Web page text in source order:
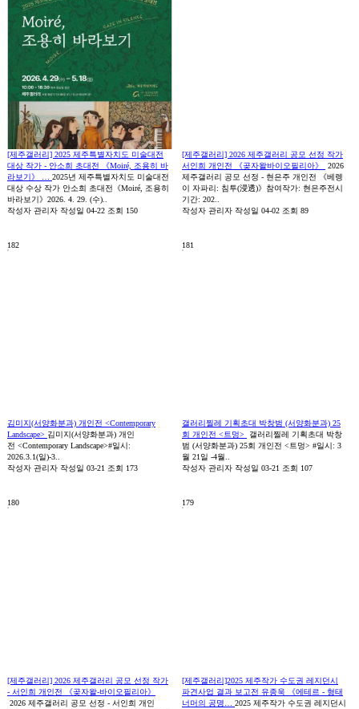
[제주갤러리] 2025 제주특별자치도 미술대전
대상 작가 - 안소희 초대전 《Moiré, 조용히 바
라보기》 … 2025년 제주특별자치도 미술대전
대상 수상 작가 안소희 초대전《Moiré, 조용히
바라보기》2026. 4. 29. (수)..
작성자 관리자 작성일 04-22 조회 150
[제주갤러리] 2026 제주갤러리 공모 선정 작가
서인희 개인전 《곶자왈바이오필리아》
2026
제주갤러리 공모 선정 - 현은주 개인전 《베렝
이 자파리: 침투(浸透)》참여작가: 현은주전시
기간: 202..
작성자 관리자 작성일 04-02 조회 89
182
김미지(서양화분과) 개인전 <Contemporary
Landscape> 김미지(서양화분과) 개인
전 <Contemporary Landscape>#일시:
2026.3.1(일)-3..
작성자 관리자 작성일 03-21 조회 173
181
갤러리찔레 기획초대 박창범 (서양화분과) 25
회 개인전 <트멍>
갤러리찔레 기획초대 박창
범 (서양화분과) 25회 개인전 <트멍> #일시: 3
월 21일 -4월..
작성자 관리자 작성일 03-21 조회 107
180
[제주갤러리] 2026 제주갤러리 공모 선정 작가
- 서인희 개인전 《곶자왈-바이오필리아》
2026 제주갤러리 공모 선정 - 서인희 개인
179
[제주갤러리]2025 제주작가 수도권 레지던시
파견사업 결과 보고전 유종욱 《에테르 - 형태
너머의 공명… 2025 제주작가 수도권 레지던시